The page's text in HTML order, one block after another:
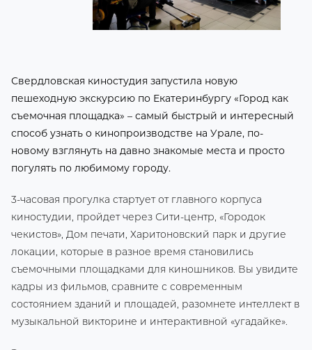
Свердловская киностудия запустила новую
пешеходную экскурсию по Екатеринбургу «Город как
съемочная площадка» – самый быстрый и интересный
способ узнать о кинопроизводстве на Урале, по-
новому взглянуть на давно знакомые места и просто
погулять по любимому городу.
3-часовая прогулка стартует от главного корпуса
киностудии, пройдет через Сити-центр, «Городок
чекистов», Дом печати, Харитоновский парк и другие
локации, которые в разное время становились
съемочными площадками для киношников. Вы увидите
кадры из фильмов, сравните с современным
состоянием зданий и площадей, разомнете интеллект в
музыкальной викторине и интерактивной «угадайке».